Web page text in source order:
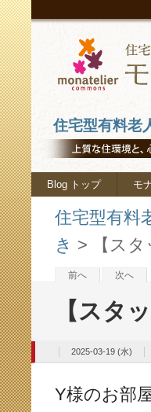
住宅型有料老
Blog トップ モ
住宅型有料
き > 【ス
前へ 次へ
【スタ
2025-03-19 (水)
Y様のお部